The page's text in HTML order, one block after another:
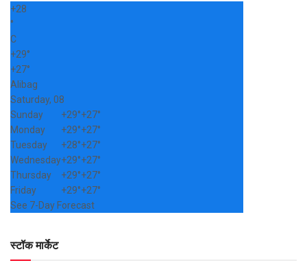
+28
°
C
+29°
+27°
Alibag
Saturday, 08
Sunday
+29°+27°
Monday
+29°+27°
Tuesday
+28°+27°
Wednesday+29°+27°
Thursday
+29°+27°
Friday
+29°+27°
See 7-Day Forecast
स्टॉक मार्केट